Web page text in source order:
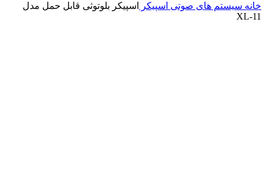
خانه سیستم های صوتی اسپیکر
اسپیکر بلوتوثی قابل حمل مدل
XL-11